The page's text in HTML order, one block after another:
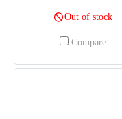
Out of stock
Compare